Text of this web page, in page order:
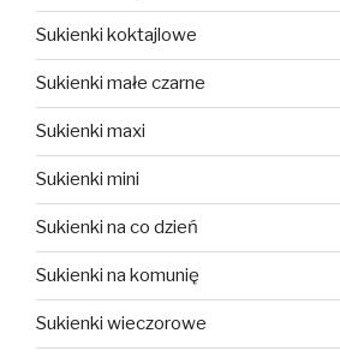
Sukienki koktajlowe
Sukienki małe czarne
Sukienki maxi
Sukienki mini
Sukienki na co dzień
Sukienki na komunię
Sukienki wieczorowe